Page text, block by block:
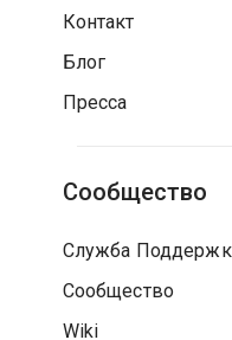
Контакт
Блог
Пресса
Сообщество
Служба
Сообщество
Wiki